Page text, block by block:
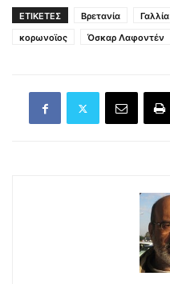
ΕΤΙΚΕΤΕΣ Βρετανία Γαλλία
κορωνοϊος
Όσκαρ Λαφοντέν